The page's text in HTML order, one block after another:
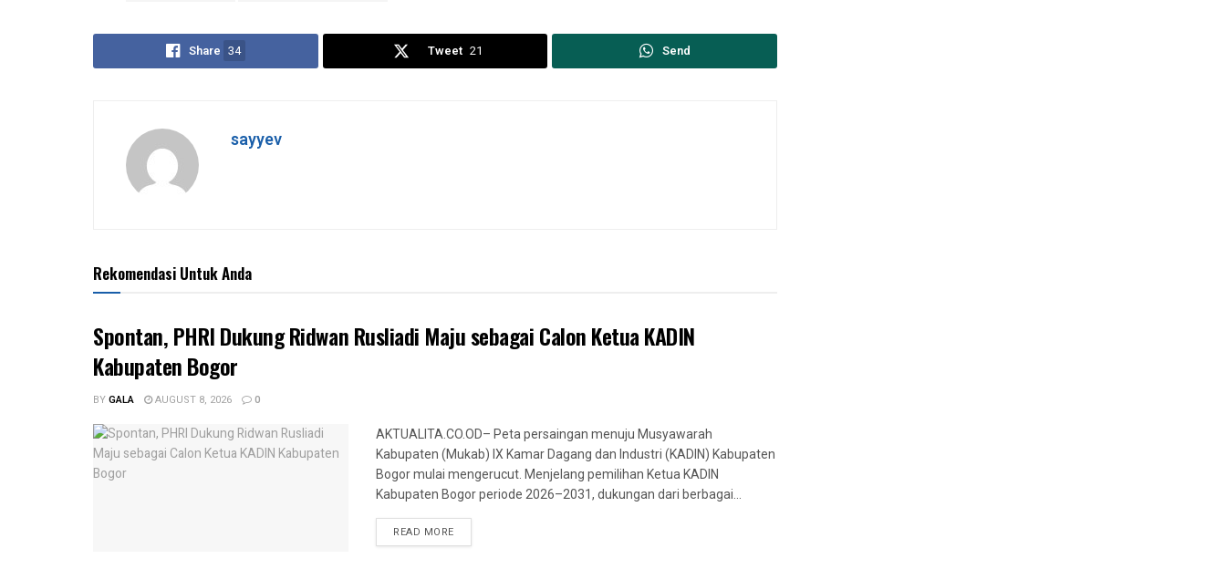
Share 34 Tweet 21 Send
sayyev
Rekomendasi Untuk Anda
Spontan, PHRI Dukung Ridwan Rusliadi Maju sebagai Calon Ketua KADIN
Kabupaten Bogor
BYGALA AUGUST 8, 2026 0
AKTUALITA.CO.OD– Peta persaingan menuju Musyawarah
Kabupaten (Mukab) IX Kamar Dagang dan Industri (KADIN) Kabupaten
Bogor mulai mengerucut. Menjelang pemilihan Ketua KADIN
Kabupaten Bogor periode 2026–2031, dukungan dari berbagai...
READ MORE